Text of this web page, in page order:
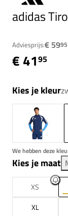
adidas
Adviesprijs:€ 5995
€ 4195
Kies je kleur
We hebben deze
Kies je maat
XS
XL